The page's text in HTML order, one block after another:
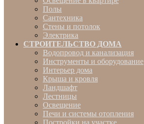
Полы
Сантехника
Стены и потолок
Электрика
СТРОИТЕЛЬСТВО ДОМА
Водопровод и канализация
Инструменты и оборудование
Интерьер дома
Крыша и кровля
Ландшафт
Лестницы
Освещение
Печи и системы отопления
Постройки на участке